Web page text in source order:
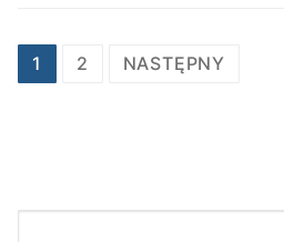
Nawigacja
1 2 NASTĘPNY